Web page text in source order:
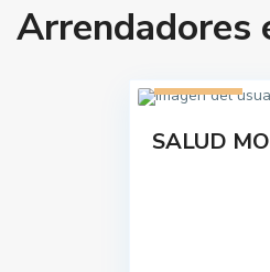
Arrendadores
SALUD